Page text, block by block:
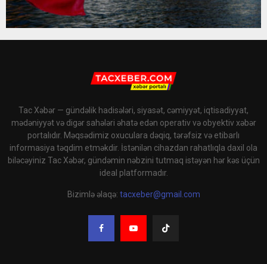
Tac Xəbər — gündəlik hadisələri, siyasət, cəmiyyət, iqtisadiyyat,
mədəniyyət və digər sahələri əhatə edən operativ və obyektiv xəbər
portalıdır. Məqsədimiz oxuculara dəqiq, tərəfsiz və etibarlı
informasiya təqdim etməkdir. İstənilən cihazdan rahatlıqla daxil ola
biləcəyiniz Tac Xəbər, gündəmin nəbzini tutmaq istəyən hər kəs üçün
ideal platformadır.
Bizimlə əlaqə: tacxeber@gmail.com